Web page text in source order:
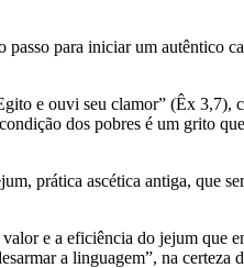
passo para iniciar um autêntico
e ouvi seu clamor” (Êx 3,7),
dos pobres é um grito
prática ascética antiga, que
e a eficiência do jejum que
a linguagem”, na certeza